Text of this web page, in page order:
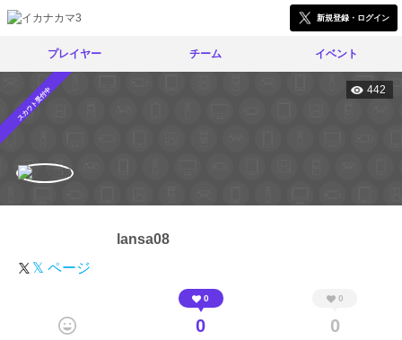
新規登録・ログイン
プレイヤー チーム イベント
スカウト受付中 442
lansa08
𝕏 ページ
0
0
0
0